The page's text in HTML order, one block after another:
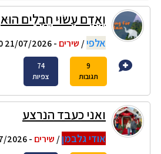
וְאָדָם עָשׂוּי חֲבָלִים הוּא
אלפי/ שירים - 21/07/2026 10:20
9
תגובות
74
צפיות
ואני כעבד הנרצע
אודי גלבמן/ שירים - 21/07/2026 09:45